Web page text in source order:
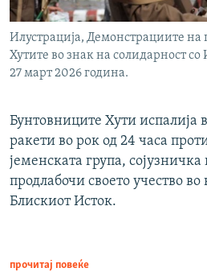
Илустрација, Демонстрациите на
Хутите во знак на солидарност
27 март 2026 година.
Бунтовниците Хути испалија
ракети во рок од 24 часа
јеменската група,
продлабочи своето учество во
Блискиот Исток.
прочитај повеќе